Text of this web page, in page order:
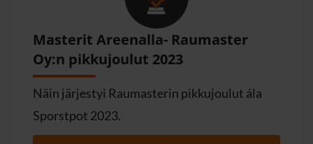
Masterit Areenalla- Raumaster
Oy:n pikkujoulut 2023
Näin järjestyi Raumasterin pikkujoulut ála
Sporstpot 2023.